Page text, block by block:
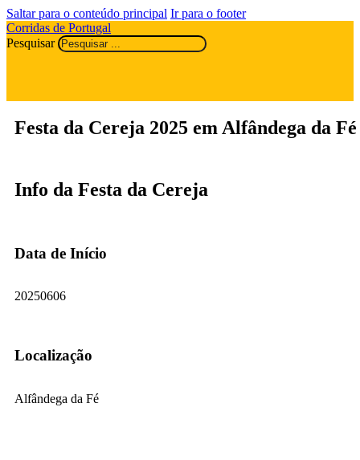
Saltar para o conteúdo principal Ir para o footer
Corridas de Portugal
Pesquisar
Festa da Cereja 2025 em Alfândega da Fé
Info da Festa da Cereja
Data de Início
20250606
Localização
Alfândega da Fé